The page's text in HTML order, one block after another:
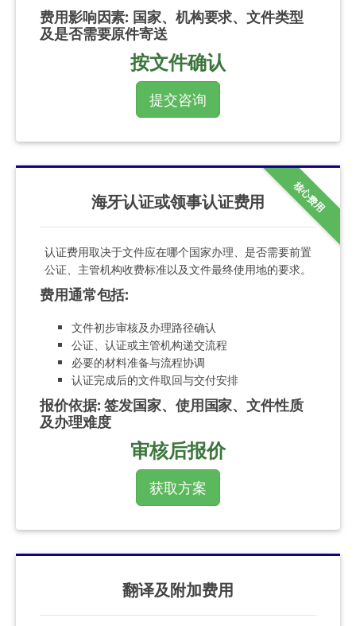
费用影响因素: 国家、机构要求、文件类型
及是否需要原件寄送
按文件确认
提交咨询
核心费用
海牙认证或领事认证费用
认证费用取决于文件应在哪个国家办理、是否需要前置
公证、主管机构收费标准以及文件最终使用地的要求。
费用通常包括:
文件初步审核及办理路径确认
公证、认证或主管机构递交流程
必要的材料准备与流程协调
认证完成后的文件取回与交付安排
报价依据:签发国家、使用国家、文件性质
及办理难度
审核后报价
获取方案
翻译及附加费用